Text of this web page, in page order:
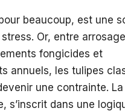
beaucoup, est une
Or, entre
fongicides et
annuels, les tulipes
une contrainte.
s’inscrit dans une